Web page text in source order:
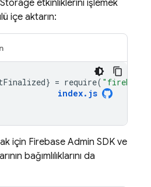
etkinliklerini işlemek
içe aktarın:
} = require(
index. js
için Firebase Admin SDK ve
bağımlılıklarını da